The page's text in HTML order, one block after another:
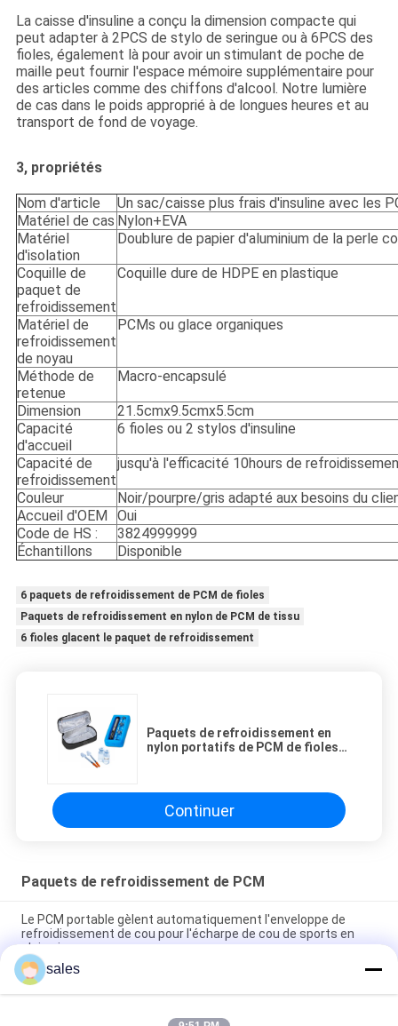
La caisse d'insuline a conçu la dimension compacte qui
peut adapter à 2PCS de stylo de seringue ou à 6PCS des
fioles, également là pour avoir un stimulant de poche de
maille peut fournir l'espace mémoire supplémentaire pour
des articles comme des chiffons d'alcool. Notre lumière
de cas dans le poids approprié à de longues heures et au
transport de fond de voyage.
3, propriétés
Nom d'article
Un sac/caisse plus frais d'insuline avec les
Matériel de cas Nylon+EVA
Matériel
d'isolation
Doublure de papier d'aluminium de la perle
Coquille de
paquet de
refroidissement
Coquille dure de HDPE en plastique
Matériel de
refroidissement
de noyau
PCMs ou glace organiques
Méthode de
retenue
Macro-encapsulé
Dimension
21.5cmx9.5cmx5.5cm
Capacité
d'accueil
6 fioles ou 2 stylos d'insuline
Capacité de
refroidissement
jusqu'à l'efficacité 10hours de
Couleur
Noir/pourpre/gris adapté aux besoins du
Accueil d'OEM
Oui
Code de HS :
3824999999
Échantillons
Disponible
6 paquets de refroidissement de PCM de fioles
Paquets de refroidissement en nylon de PCM de tissu
6 fioles glacent le paquet de refroidissement
Paquets de refroidissement en
nylon portatifs de PCM de fioles
Continuer
Paquets de refroidissement de PCM
Le PCM portable gèlent automatiquement l'enveloppe de
refroidissement de cou pour l'écharpe de cou de sports en
plein air
Le réchauffeur extérieur de main chauffent des paquets de
refroidissement de PCM de LHS
sales